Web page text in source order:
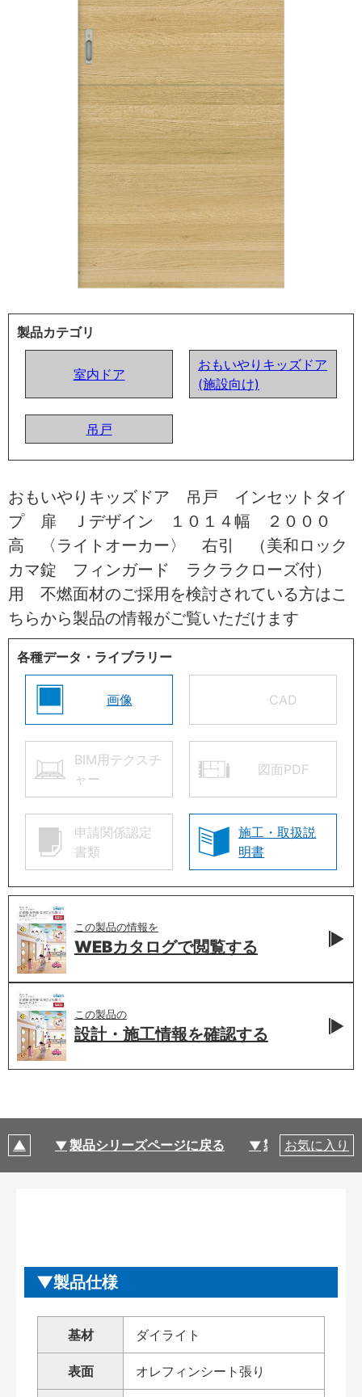
製品カテゴリ
室内ドア
おもいやりキッズドア
(施設向け)
吊戸
おもいやりキッズドア 吊戸 インセットタイ
プ 扉 Ｊデザイン １０１４幅 ２０００
高 〈ライトオーカー〉 右引 （美和ロック
カマ錠 フィンガード ラクラクローズ付）
用 不燃面材のご採用を検討されている方はこ
ちらから製品の情報がご覧いただけます
各種データ・ライブラリー
画像 CAD
BIM用テクスチ
ャー
図面PDF
申請関係認定
書類
施工・取扱説
明書
この製品の情報を
WEBカタログで閲覧する
この製品の
設計・施工情報を確認する
製品シリーズページに戻る 製品仕様
お気に入り
製品仕様
基材 ダイライト
表面 オレフィンシート張り